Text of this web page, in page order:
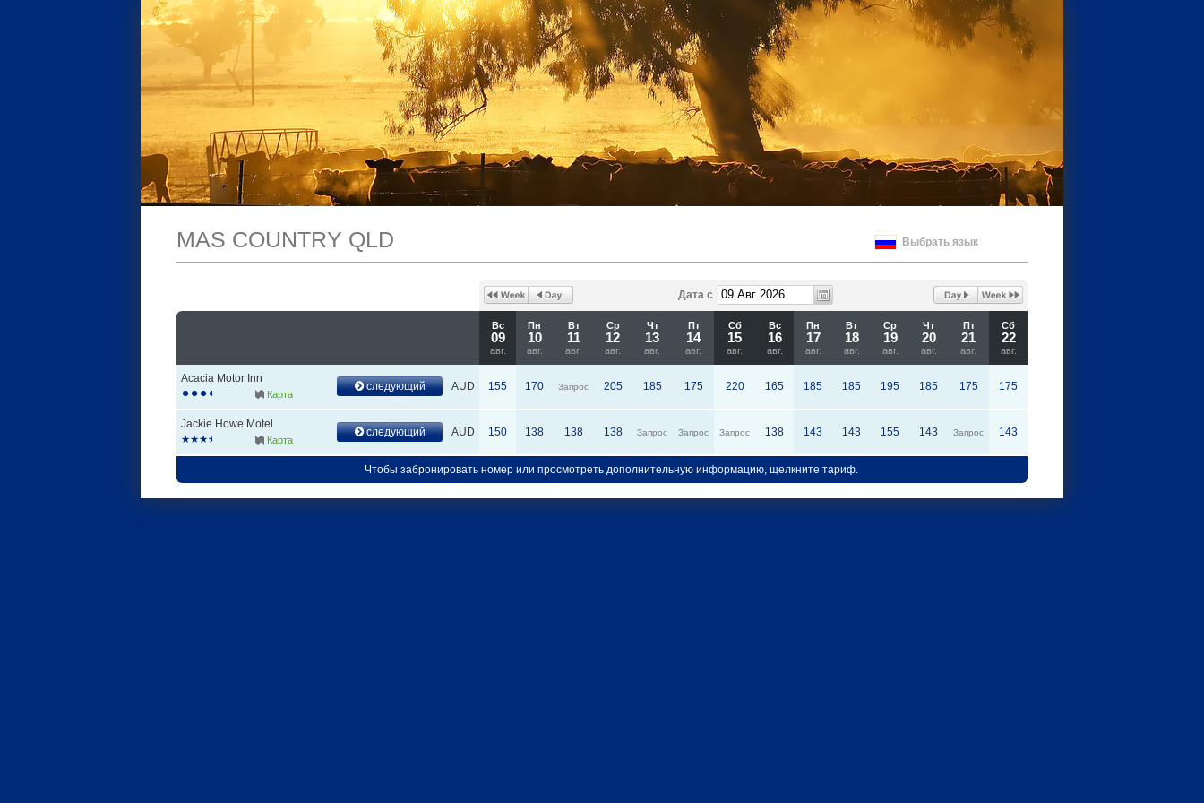
Выбрать язык
MAS COUNTRY QLD
Дата с
Вс
09
авг.
Пн
10
авг.
Вт
11
авг.
Ср
12
авг.
Чт
13
авг.
Пт
14
авг.
Сб
15
авг.
Вс
16
авг.
Пн
17
авг.
Вт
18
авг.
Ср
19
авг.
Чт
20
авг.
Пт
21
авг.
Сб
22
авг.
Acacia Motor Inn
Карта
следующий AUD 155 170 Запрос 205 185 175 220 165 185 185 195 185 175 175
Jackie Howe Motel
Карта
следующий AUD 150 138 138 138 Запрос Запрос Запрос 138 143 143 155 143 Запрос 143
Чтобы забронировать номер или просмотреть дополнительную информацию, щелкните тариф.